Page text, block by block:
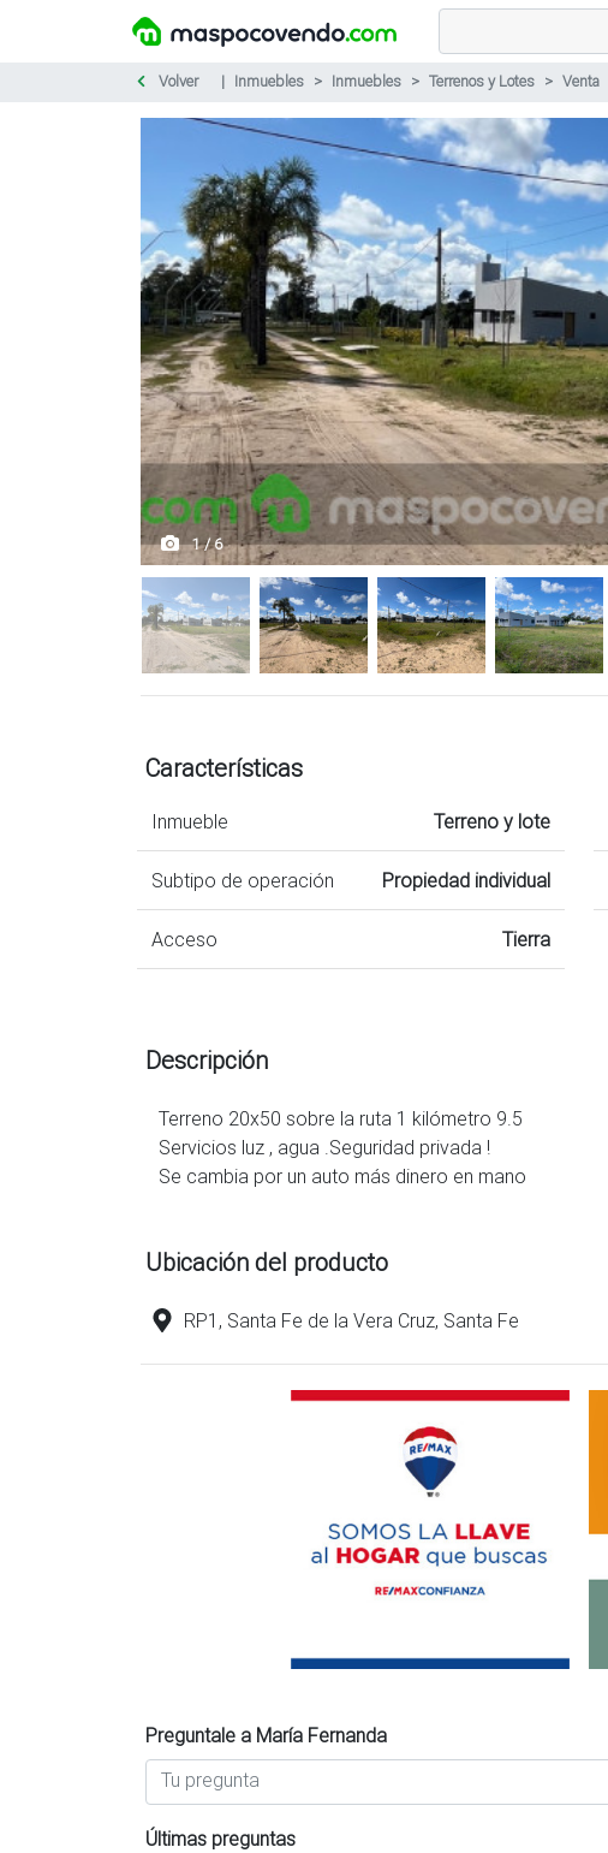
Volver Inmuebles Inmuebles Terrenos y Lotes Venta
1 / 6
Características
Inmueble Terreno y lote
Subtipo de operación Propiedad individual
Acceso Tierra
Descripción
Terreno 20x50 sobre la ruta 1 kilómetro 9.5
Servicios luz , agua .Seguridad privada !
Se cambia por un auto más dinero en mano
Ubicación del producto
RP1, Santa Fe de la Vera Cruz, Santa Fe
Preguntale a María Fernanda
Últimas preguntas